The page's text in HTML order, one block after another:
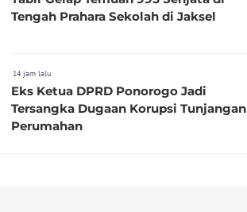
Tengah Prahara Sekolah di Jaksel
14 jam lalu
Eks Ketua DPRD Ponorogo Jadi
Tersangka Dugaan Korupsi Tunjangan
Perumahan